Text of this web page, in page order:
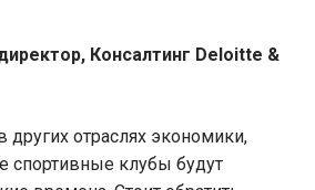
Консалтинг Deloitte &
других отраслях экономики,
спортивные клубы будут